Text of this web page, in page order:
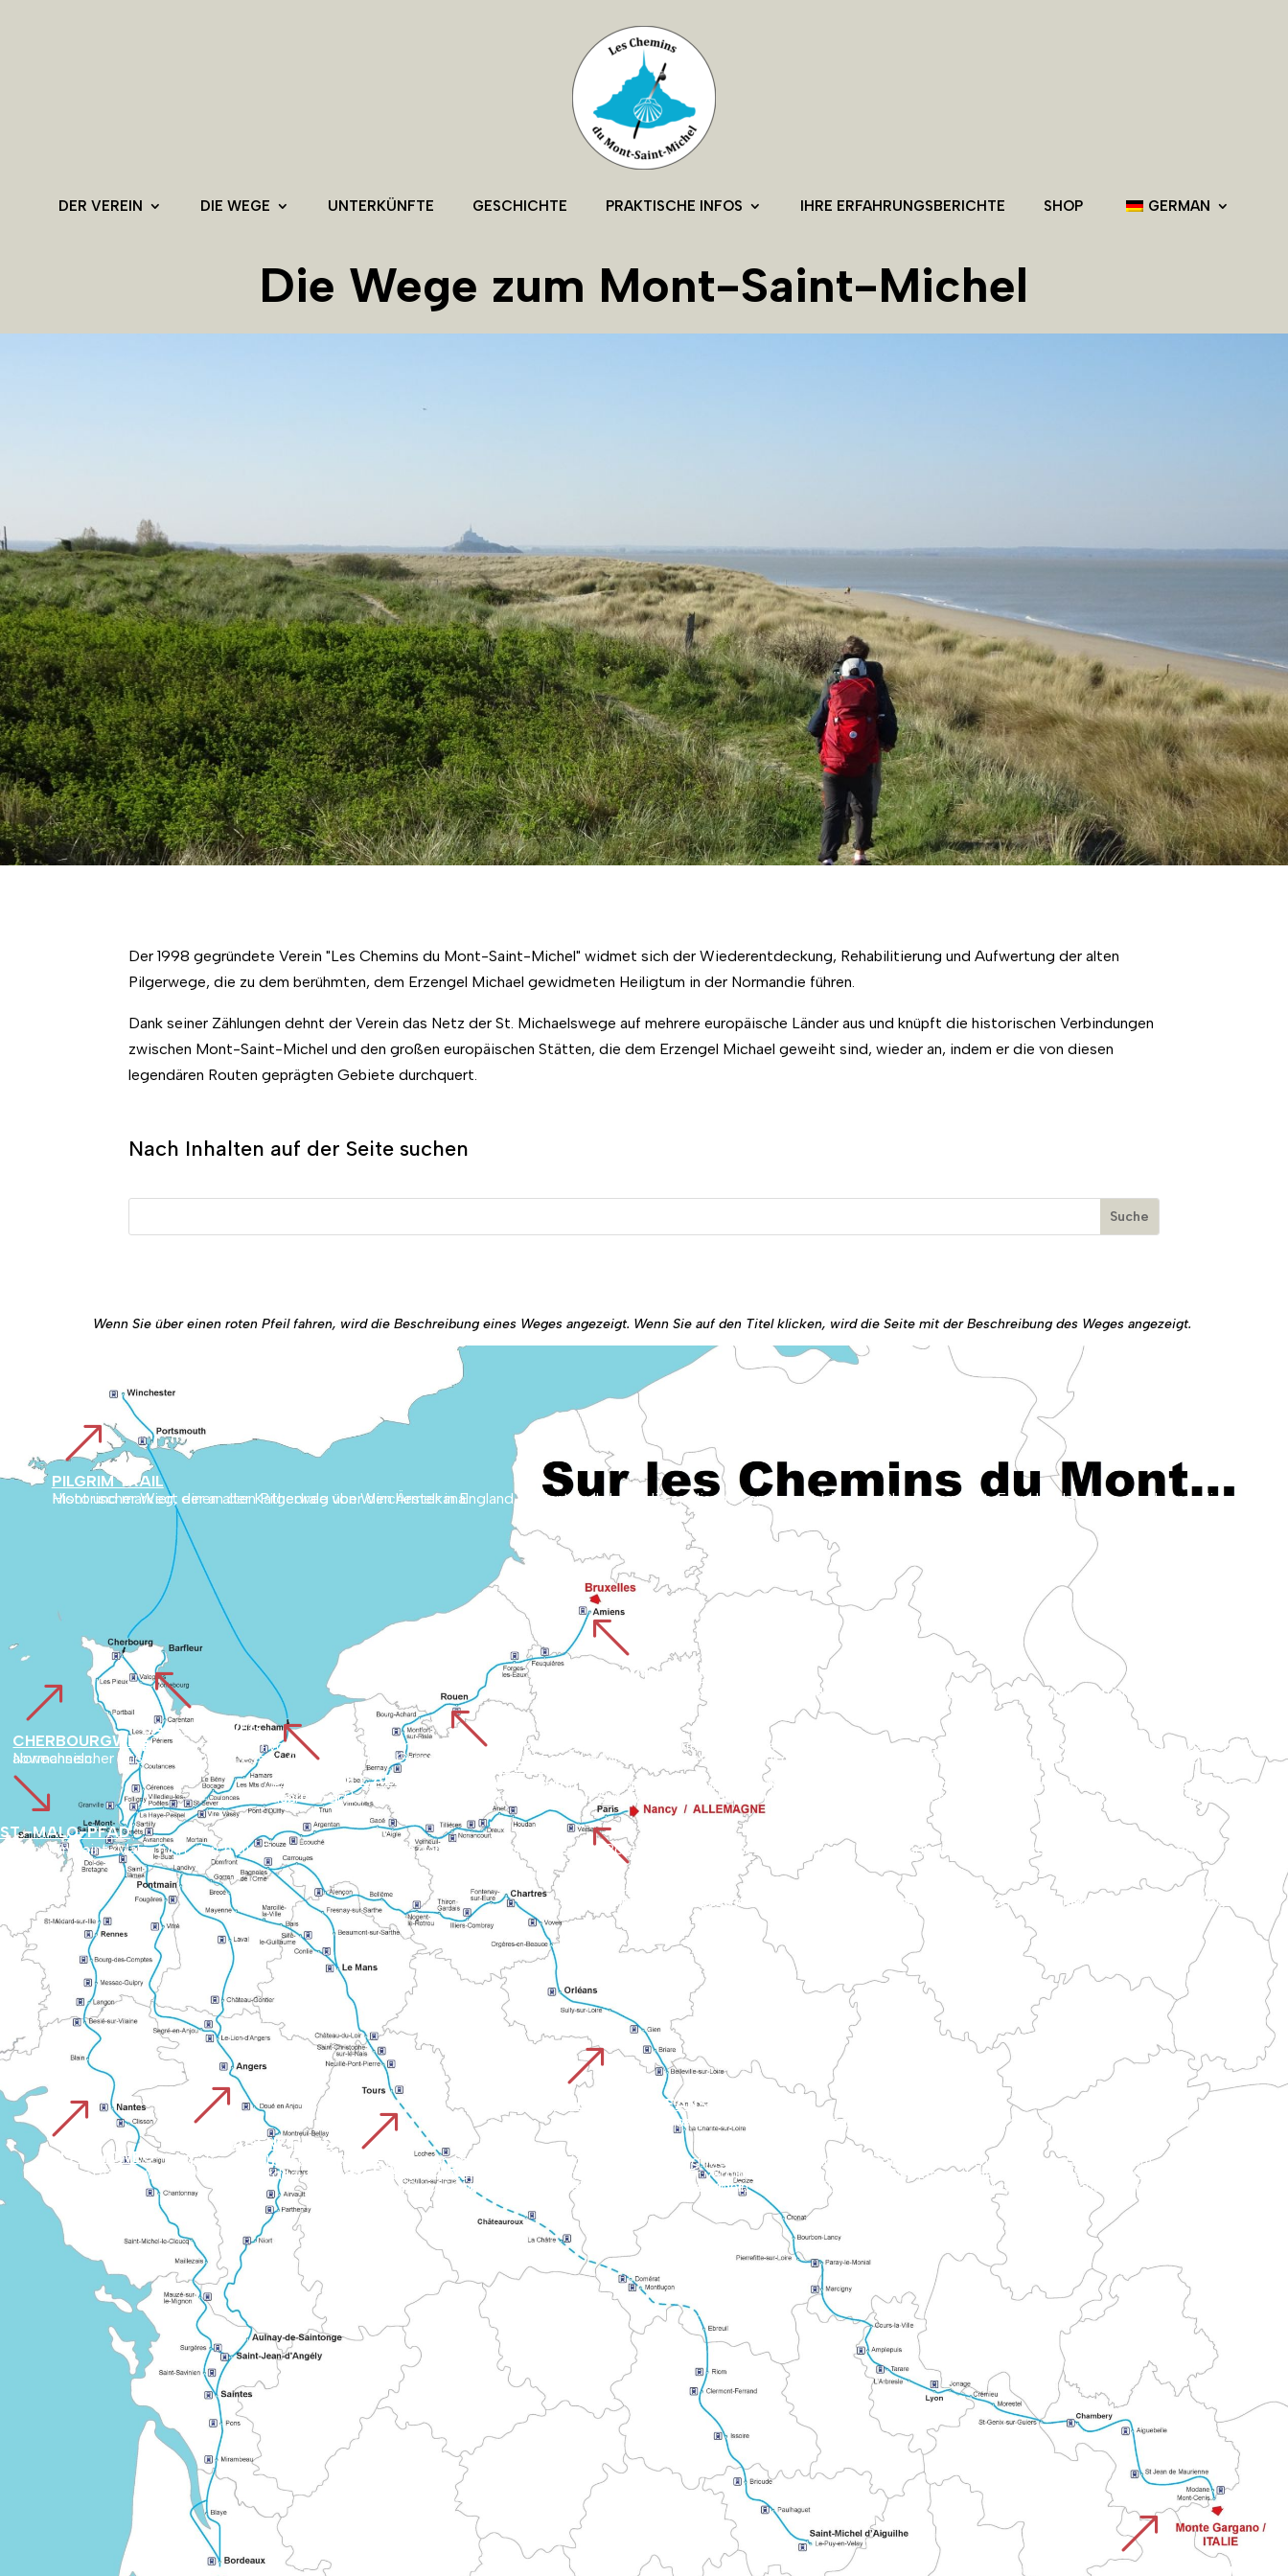
DER VEREIN DIE WEGE UNTERKÜNFTE GESCHICHTE PRAKTISCHE INFOS IHRE ERFAHRUNGSBERICHTE SHOP GERMAN
Die Wege zum Mont-Saint-Michel
Der 1998 gegründete Verein "Les Chemins du Mont-Saint-Michel" widmet sich der Wiederentdeckung, Rehabilitierung und Aufwertung der alten
Pilgerwege, die zu dem berühmten, dem Erzengel Michael gewidmeten Heiligtum in der Normandie führen.
Dank seiner Zählungen dehnt der Verein das Netz der St. Michaelswege auf mehrere europäische Länder aus und knüpft die historischen Verbindungen
zwischen Mont-Saint-Michel und den großen europäischen Stätten, die dem Erzengel Michael geweiht sind, wieder an, indem er die von diesen
legendären Routen geprägten Gebiete durchquert.
Nach Inhalten auf der Seite suchen
Wenn Sie über einen roten Pfeil fahren, wird die Beschreibung eines Weges angezeigt. Wenn Sie auf den Titel klicken, wird die Seite mit der Beschreibung des Weges angezeigt.
&
PILGRIM TRAIL
Historischer Weg, der an der Kathedrale von Winchester in England beginnt und durch die englische Landschaft bis nach Cherbourg führt. Er verbindet dann die Normandie mit dem Mont und markiert einen alten Pilgerweg über den Ärmelkanal.
&
CHERBOURGWEG
Normannischer Küstenweg über Lessay, Coutances und Granville bis zur Bucht von Le Mont. Er bietet ein Vorankommen, bei dem sich Küstenlandschaften und historisches Erbe abwechseln.
%
BARFLEURWEG
Beginnt am Hafen von Barfleur und führt in das Hinterland von Cotentin. Die Route hebt unbekannte Naturgebiete und den historischen Reichtum des Departements hervor.
%
CHEMIN DE CAEN OUISTREHAM
Führt über den alten Römerweg von Vieux nach Avranches, der schon vor dem Jahr 1000 von Pilgern genutzt wurde. Er verbindet die Landschaften des Calvados mit den normannischen Tälern auf dem Weg zum Mont.
%
CHEMIN D'AMIENS
Beginnt bei der Kathedrale von Amiens, die zum Weltkulturerbe gehört, und führt durch die Ebenen der Picardie. Er erreicht Rouen, indem er die Täler des Pays de Bray durchquert.
%
CHEMIN DE ROUEN
Erstreckt sich durch fünf normannische Departements von der Kathedrale von Rouen bis zum Schloss von Falaise. Dieser Weg verbindet große Städte und abwechslungsreiche Landschaften, bevor er die Routen zum Berg erreicht.
%
PARISER WEG
Geht von der Hauptstadt aus und schließt an das Netz der normannischen Wege nach Le Mont an. Er kombiniert städtische und dann ländliche Abschnitte, bevor er in die großen historischen Wege integriert wird.
&
CHEMIN D'ORLEANS CHARTRES
Verbindet das Loiretal mit der Normandie und führt an der Kathedrale von Chartres vorbei. Diese Strecke führt durch Le Perche, die Wälder von Ornais und Mortainais.
&
MONTE GARGANO
&
WEG VON TÜRMEN
Der als «Grand Chemin Montois» bekannte Weg beginnt in Tours und führt über Le Mans und Mayenne. Die ausgeschilderte Route erstreckt sich in den Alpes mancelles in Richtung Le Mont.
&
PLANTAGENETWEG
Markierte europäische Route, die mehrere Regionen Frankreichs in Richtung Mont oder Santiago de Compostela verbindet. Er veranschaulicht die alte Zusammenarbeit zwischen historischen Pilgernetzwerken.
&
ATLANTIKWEG
Der «geteilte» Weg verbindet Bordeaux mit den großen Routen nach Mont oder Compostela. Er verbindet die atlantischen Gebiete mit den historischen religiösen Wegen.
'
ST.-MALO-PFAD
Beginnt in Saint-Malo, führt durch die Bretagne und schließt dann an die normannischen Routen nach Le Mont an. Er verbindet das maritime Erbe der Bretagne mit Pilgerwegen.